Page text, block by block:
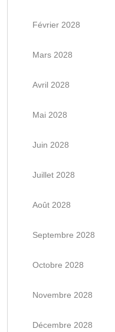
Février 2028
Mars 2028
Avril 2028
Mai 2028
Juin 2028
Juillet 2028
Août 2028
Septembre 2028
Octobre 2028
Novembre 2028
Décembre 2028